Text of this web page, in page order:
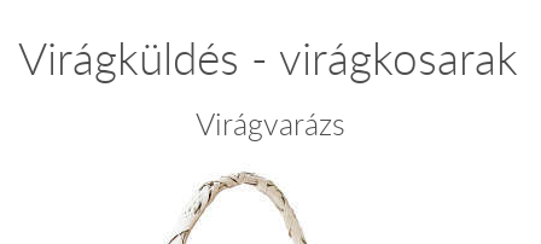
Virágküldés - virágkosarak
Virágvarázs